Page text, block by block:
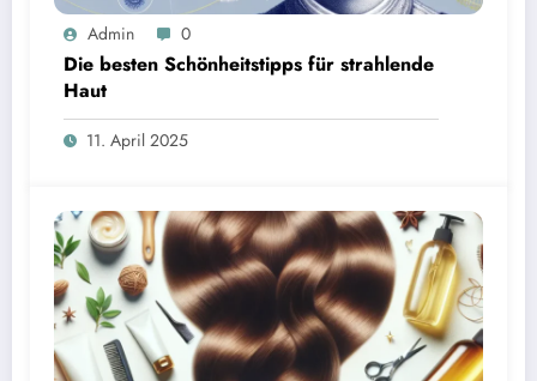
Admin 0
Die besten Schönheitstipps für strahlende
Haut
11. April 2025